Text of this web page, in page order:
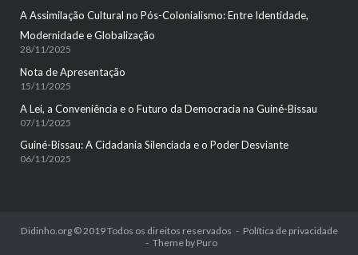
A Assimilação Cultural no Pós-Colonialismo: Entre Identidade,
Modernidade e Globalização
28/11/2025
Nota de Apresentação
15/11/2025
A Lei, a Conveniência e o Futuro da Democracia na Guiné-Bissau
07/11/2025
Guiné-Bissau: A Cidadania Silenciada e o Poder Desviante
06/11/2025
Didinho.org © 2019 Todos os direitos reservados
Política de privacidade
Theme by Puro